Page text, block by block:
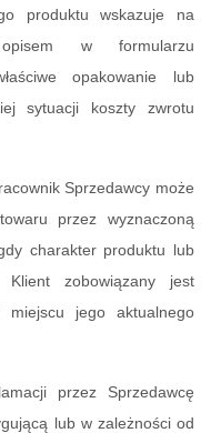
produktu wskazuje na
w formularzu
opakowanie lub
sytuacji koszty zwrotu
Sprzedawcy może
przez wyznaczoną
charakter produktu lub
Klient zobowiązany jest
jego aktualnego
przez Sprzedawcę
lub w zależności od